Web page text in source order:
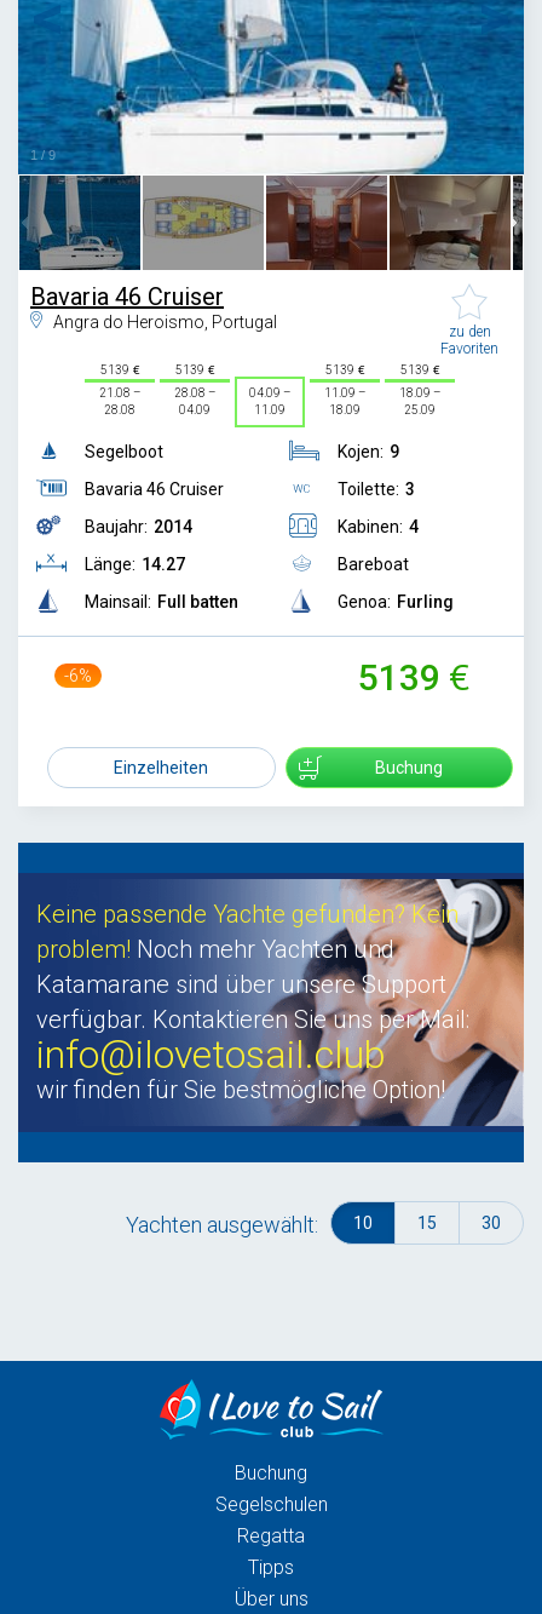
1/9
Bavaria 46 Cruiser
Angra do Heroismo, Portugal
zu den
Favoriten
5139
21.08 –
28.08
5139
28.08 –
04.09
04.09 –
11.09
5139
11.09 –
18.09
5139
18.09 –
25.09
Segelboot
Bavaria 46 Cruiser
Baujahr: 2014
Länge: 14.27
Mainsail: Full batten
Kojen: 9
Toilette: 3
Kabinen: 4
Bareboat
Genoa: Furling
-6% 5139
Einzelheiten Buchung
Keine passende Yachte gefunden? Kein
problem! Noch mehr Yachten und
Katamarane sind über unsere Support
verfügbar. Kontaktieren Sie uns per Mail:
info@ilovetosail.club
wir finden für Sie bestmögliche Option!
Yachten ausgewählt: 10 15 30
Buchung
Segelschulen
Regatta
Tipps
Über uns